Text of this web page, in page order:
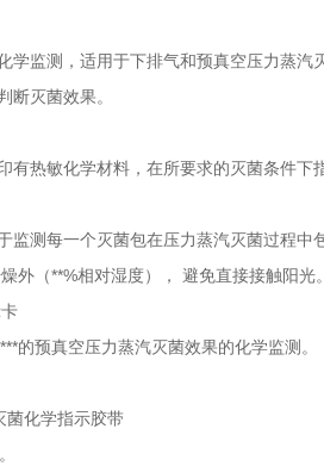
学监测，适用于下排气和预真空压力蒸汽
断灭菌效果。
有热敏化学材料，在所要求的灭菌条件
监测每一个灭菌包在压力蒸汽灭菌过程
外（**%相对湿度）， 避免直接接触阳光
的预真空压力蒸汽灭菌效果的化学监测。
菌化学指示胶带